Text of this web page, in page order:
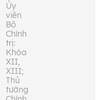
Ủy
viên
Bộ
Chính
trị:
Khóa
XII,
XIII;
Thủ
tướng